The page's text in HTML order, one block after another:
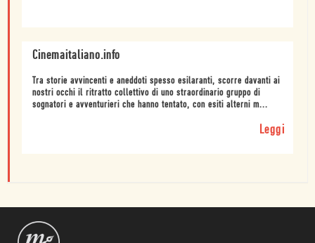
Cinemaitaliano.info
Tra storie avvincenti e aneddoti spesso esilaranti, scorre davanti ai
nostri occhi il ritratto collettivo di uno straordinario gruppo di
sognatori e avventurieri che hanno tentato, con esiti alterni m...
Leggi